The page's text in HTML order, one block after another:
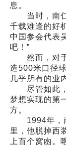
息。
当时，南仁
千载难逢的好
中国参会代表
吧！”
然而，对于
造500米口径
几乎所有的业
尽管如此，
梦想实现的第
方。
1994年，南
里，他脱掉西
上百个窝凼。